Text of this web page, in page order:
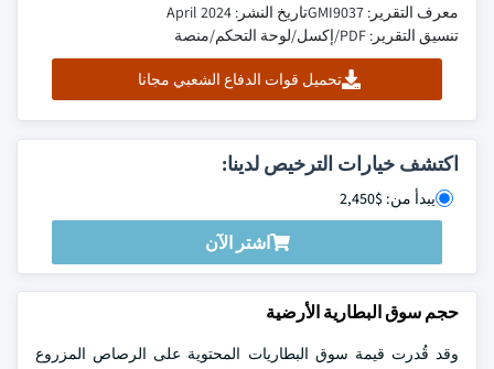
معرف التقرير: GMI9037
تاريخ النشر: April 2024
تنسيق التقرير: PDF/إكسل/لوحة التحكم/منصة
تحميل قوات الدفاع الشعبي مجانا
اكتشف خيارات الترخيص لدينا:
يبدأ من: $2,450
اشتر الآن
حجم سوق البطارية الأرضية
وقد قُدرت قيمة سوق البطاريات المحتوية على الرصاص المزروع